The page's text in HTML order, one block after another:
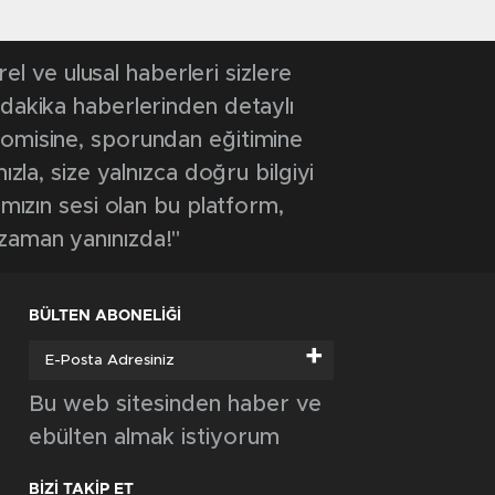
ve ulusal haberleri sizlere
haberlerinden detaylı
sporundan eğitimine
size yalnızca doğru bilgiyi
sesi olan bu platform,
yanınızda!"
BÜLTEN ABONELİĞİ
+
Bu web sitesinden haber ve
ebülten almak istiyorum
BİZİ TAKİP ET